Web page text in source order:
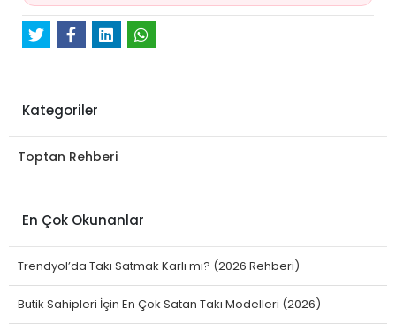
Kategoriler
Toptan Rehberi
En Çok Okunanlar
Trendyol’da Takı Satmak Karlı mı? (2026 Rehberi)
Butik Sahipleri İçin En Çok Satan Takı Modelleri (2026)